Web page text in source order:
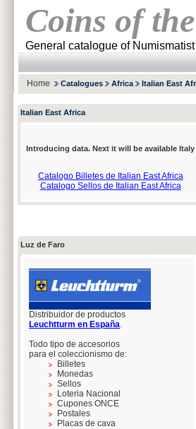
Coins of
General catalogue of Numismatist
Home Catalogues Africa Italian East
Italian East Africa
Introducing data. Next it will be available Italy
Catalogo Billetes de Italian East Africa
Catalogo Sellos de Italian East Africa
Luz de Faro
Distribuidor de productos
Leuchtturm en España.
Todo tipo de accesorios
para el coleccionismo de:
Billetes
Monedas
Sellos
Loteria Nacional
Cupones ONCE
Postales
Placas de cava